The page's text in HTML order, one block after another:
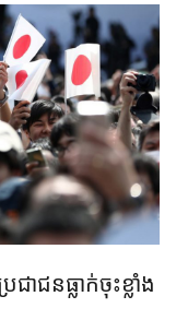
ជន​ធ្លាក់​ចុះខ្លាំង​​​​